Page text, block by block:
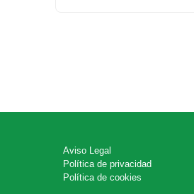
Aviso Legal
Política de privacidad
Política de cookies